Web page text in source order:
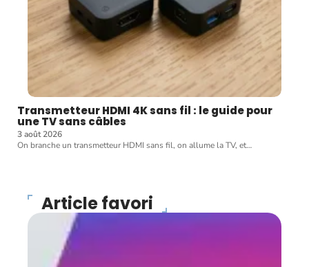
Transmetteur HDMI 4K sans fil : le guide pour
une TV sans câbles
3 août 2026
On branche un transmetteur HDMI sans fil, on allume la TV, et…
Article favori